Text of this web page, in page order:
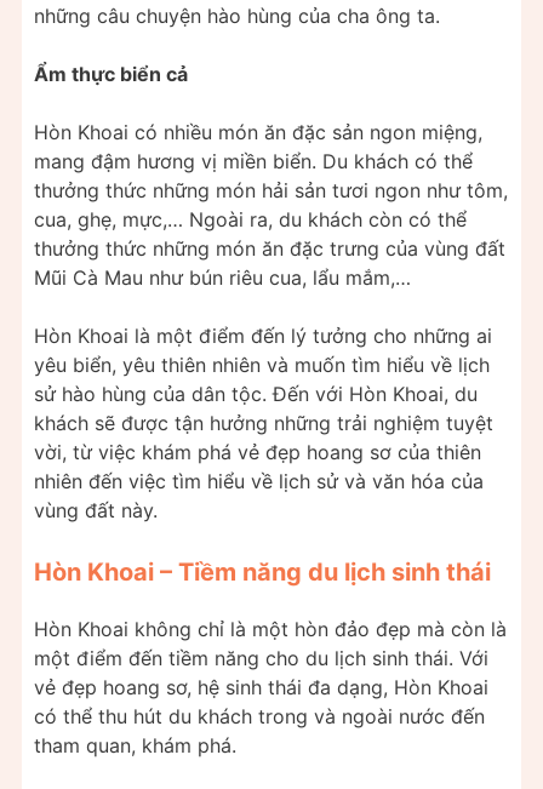
những câu chuyện hào hùng của cha ông ta.
Ẩm thực biển cả
Hòn Khoai có nhiều món ăn đặc sản ngon miệng,
mang đậm hương vị miền biển. Du khách có thể
thưởng thức những món hải sản tươi ngon như tôm,
cua, ghẹ, mực,… Ngoài ra, du khách còn có thể
thưởng thức những món ăn đặc trưng của vùng đất
Mũi Cà Mau như bún riêu cua, lẩu mắm,…
Hòn Khoai là một điểm đến lý tưởng cho những ai
yêu biển, yêu thiên nhiên và muốn tìm hiểu về lịch
sử hào hùng của dân tộc. Đến với Hòn Khoai, du
khách sẽ được tận hưởng những trải nghiệm tuyệt
vời, từ việc khám phá vẻ đẹp hoang sơ của thiên
nhiên đến việc tìm hiểu về lịch sử và văn hóa của
vùng đất này.
Hòn Khoai – Tiềm năng du lịch sinh thái
Hòn Khoai không chỉ là một hòn đảo đẹp mà còn là
một điểm đến tiềm năng cho du lịch sinh thái. Với
vẻ đẹp hoang sơ, hệ sinh thái đa dạng, Hòn Khoai
có thể thu hút du khách trong và ngoài nước đến
tham quan, khám phá.